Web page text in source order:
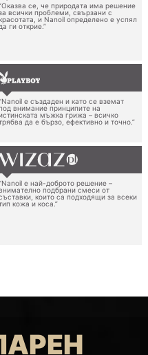
се, че природата има решение
всички проблеми, свързани с
и Nanoil определено е успял
да ги открие.”
е създаден и като се вземат
внимание принципите на
мъжка грижа – всичко
да е бързо, ефективно и точно.”
е най-доброто решение –
подбрани смеси от
които са подходящи за всеки
кожа и коса.”